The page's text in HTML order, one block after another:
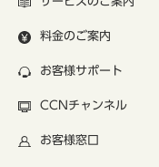
料金のご案内
お客様サポート
CCNチャンネル
お客様窓口